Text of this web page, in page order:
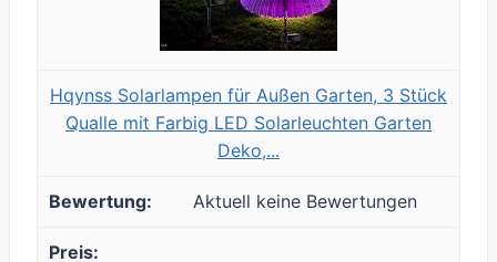
Hqynss Solarlampen für Außen Garten, 3 Stück
Qualle mit Farbig LED Solarleuchten Garten
Deko,...
Aktuell keine Bewertungen